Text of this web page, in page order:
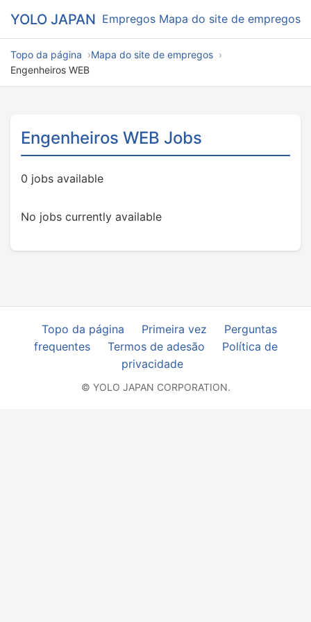
YOLO JAPAN Empregos Mapa do site de empregos
Topo da página
Mapa do site de empregos
Engenheiros WEB
Engenheiros WEB Jobs
0 jobs available
No jobs currently available
Topo da página Primeira vez
Perguntas
frequentes
Termos de adesão
Política de
privacidade
© YOLO JAPAN CORPORATION.